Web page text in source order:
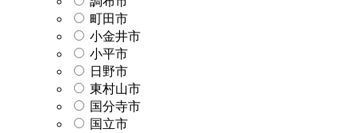
町田市
小金井市
小平市
日野市
東村山市
国分寺市
国立市